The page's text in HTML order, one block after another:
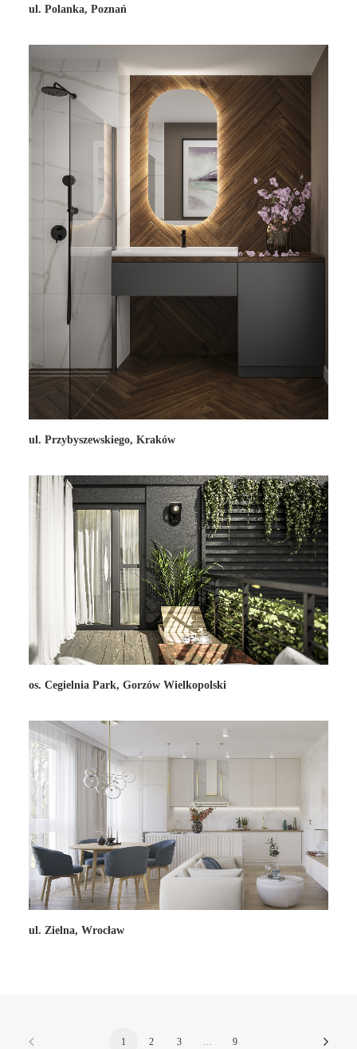
ul. Polanka, Poznań
ul. Przybyszewskiego, Kraków
os. Cegielnia Park, Gorzów Wielkopolski
ul. Zielna, Wrocław
1 2 3 9